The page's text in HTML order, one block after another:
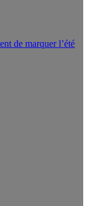
de marquer l’été